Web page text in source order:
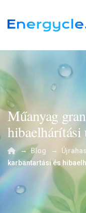
Műanyag
hibaelhárítási
→Blog →
karbantartási és